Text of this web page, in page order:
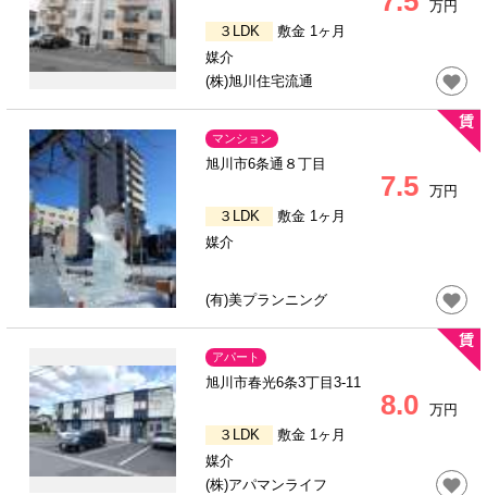
万円
３LDK
敷金 1ヶ月
媒介
(株)旭川住宅流通
マンション
旭川市6条通８丁目
7.5
万円
３LDK
敷金 1ヶ月
媒介
(有)美プランニング
アパート
旭川市春光6条3丁目3-11
8.0
万円
３LDK
敷金 1ヶ月
媒介
(株)アパマンライフ